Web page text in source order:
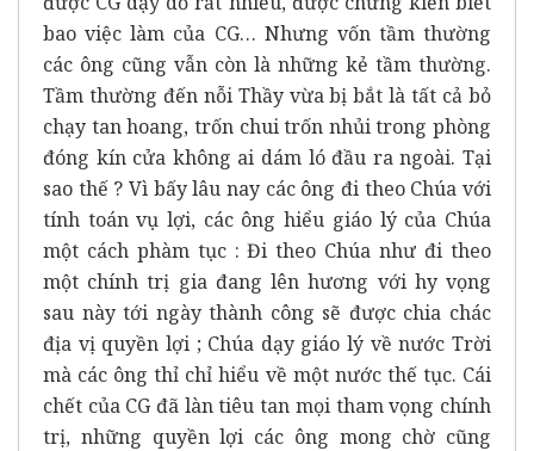
bao việc làm của CG… Nhưng vốn tầm thường
các ông cũng vẫn còn là những kẻ tầm thường.
Tầm thường đến nỗi Thầy vừa bị bắt là tất cả bỏ
chạy tan hoang, trốn chui trốn nhủi trong phòng
đóng kín cửa không ai dám ló đầu ra ngoài. Tại
sao thế ? Vì bấy lâu nay các ông đi theo Chúa với
tính toán vụ lợi, các ông hiểu giáo lý của Chúa
một cách phàm tục : Đi theo Chúa như đi theo
một chính trị gia đang lên hương với hy vọng
sau này tới ngày thành công sẽ được chia chác
địa vị quyền lợi ; Chúa dạy giáo lý về nước Trời
mà các ông thỉ chỉ hiểu về một nước thế tục. Cái
chết của CG đã làn tiêu tan mọi tham vọng chính
trị, những quyền lợi các ông mong chờ cũng